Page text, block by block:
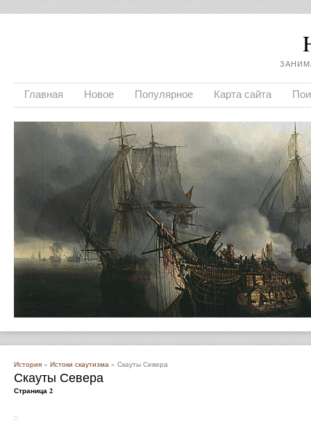
Главная Новое Популярное Карта сайта
История » Истоки скаутизма » Скауты Севера
Скауты Севера
Страница 2